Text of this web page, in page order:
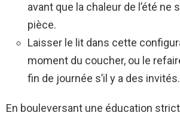
avant que la chaleur de l’été ne
pièce.
Laisser le lit dans cette
moment du coucher, ou le
fin de journée s’il y a des invités.
En bouleversant une éducation